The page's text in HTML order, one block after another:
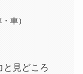
車）
と見どころ